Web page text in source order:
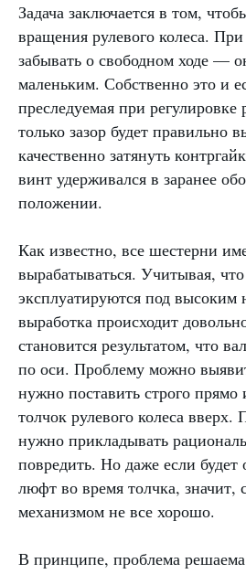
Задача заключается в том,
вращения рулевого колеса.
забывать о свободном ходе —
маленьким. Собственно это и
преследуемая при регулировке
только зазор будет правильно
качественно затянуть
винт удерживался в заранее
положении.
Как известно, все шестерни
вырабатываться. Учитывая,
эксплуатируются под высоким
выработка происходит
становится результатом, что
по оси. Проблему можно
нужно поставить строго
толчок рулевого колеса вверх.
нужно прикладывать
повредить. Но даже если
люфт во время толчка, значит,
механизмом не все хорошо.
В принципе, проблема